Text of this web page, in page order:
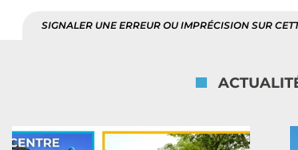
SIGNALER UNE ERREUR OU IMPRÉCISION SUR